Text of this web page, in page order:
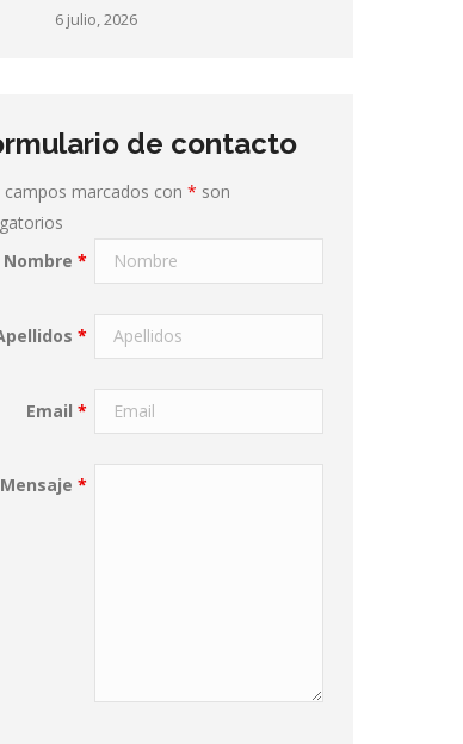
6 julio, 2026
de contacto
campos marcados con * son
Nombre*
*
Email*
Mensaje*